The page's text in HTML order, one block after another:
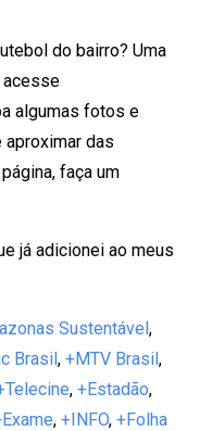
do bairro? Uma
acesse
algumas fotos e
das
faça um
já adicionei ao meus
Sustentável,
Brasil, +MTV Brasil,
, +Estadão,
, +INFO, +Folha